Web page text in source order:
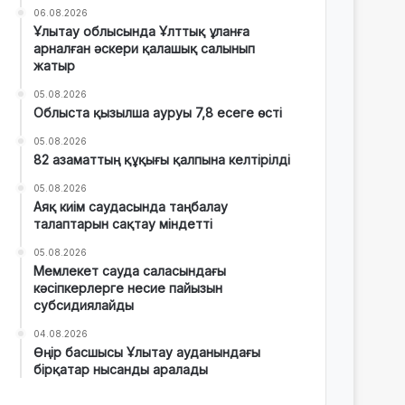
06.08.2026
Ұлытау облысында Ұлттық ұланға
арналған әскери қалашық салынып
жатыр
05.08.2026
Облыста қызылша ауруы 7,8 есеге өсті
05.08.2026
82 азаматтың құқығы қалпына келтірілді
05.08.2026
Аяқ киім саудасында таңбалау
талаптарын сақтау міндетті
05.08.2026
Мемлекет сауда саласындағы
кәсіпкерлерге несие пайызын
субсидиялайды
04.08.2026
Өңір басшысы Ұлытау ауданындағы
бірқатар нысанды аралады